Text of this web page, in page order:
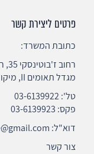
פרטים ליצירת קשר
כתובת המשרד:
רחוב ז'בוטינסקי 35, רמת גן
מגדל תאומים II, מיקוד 5251108
טל':03-6139922
פקס: 03-6139923
דוא"ל:
צור קשר